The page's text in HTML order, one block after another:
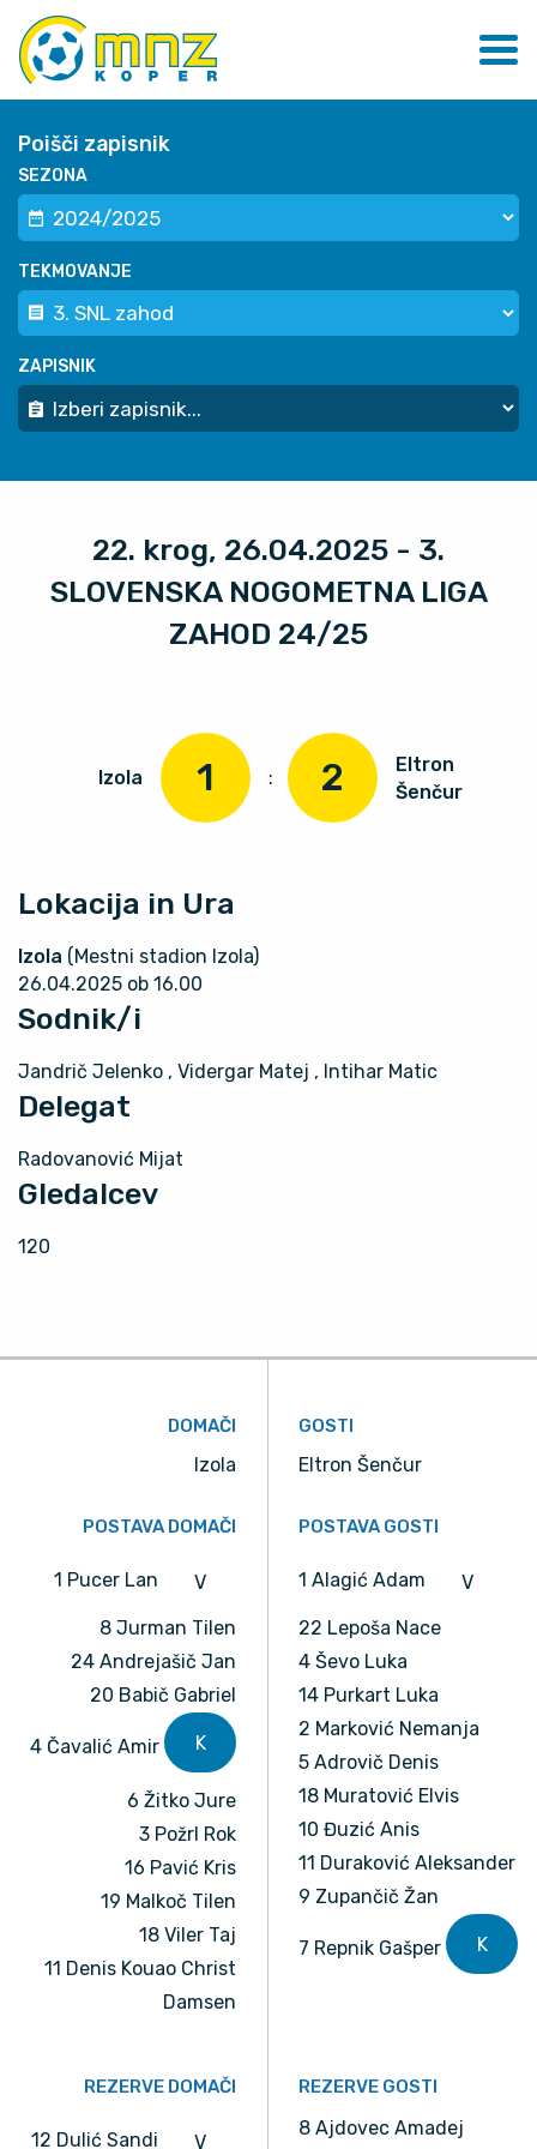
Poišči zapisnik
SEZONA
TEKMOVANJE
ZAPISNIK
22. krog, 26.04.2025 - 3.
SLOVENSKA NOGOMETNA LIGA
ZAHOD 24/25
Izola 1 : 2
Eltron
Šenčur
Lokacija in Ura
Izola (Mestni stadion Izola)
26.04.2025 ob 16.00
Sodnik/i
Jandrič Jelenko , Vidergar Matej , Intihar Matic
Delegat
Radovanović Mijat
Gledalcev
120
DOMAČI
Izola
GOSTI
Eltron Šenčur
POSTAVA DOMAČI
1 Pucer Lan V
8 Jurman Tilen
24 Andrejašič Jan
20 Babič Gabriel
4 Čavalić Amir K
6 Žitko Jure
3 Požrl Rok
16 Pavić Kris
19 Malkoč Tilen
18 Viler Taj
11 Denis Kouao Christ
Damsen
POSTAVA GOSTI
1 Alagić Adam V
22 Lepoša Nace
4 Ševo Luka
14 Purkart Luka
2 Marković Nemanja
5 Adrovič Denis
18 Muratović Elvis
10 Đuzić Anis
11 Duraković Aleksander
9 Zupančič Žan
7 Repnik Gašper K
REZERVE DOMAČI
12 Dulić Sandi V
REZERVE GOSTI
8 Ajdovec Amadej